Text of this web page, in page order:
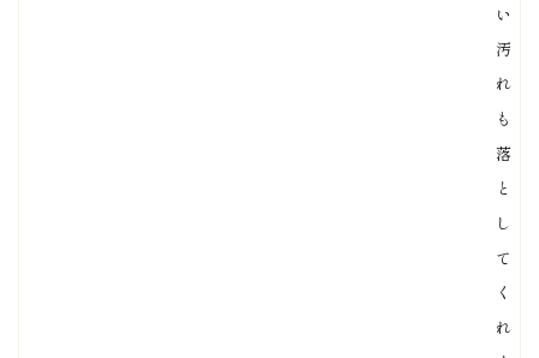
い
汚
れ
も
落
と
し
て
く
れ